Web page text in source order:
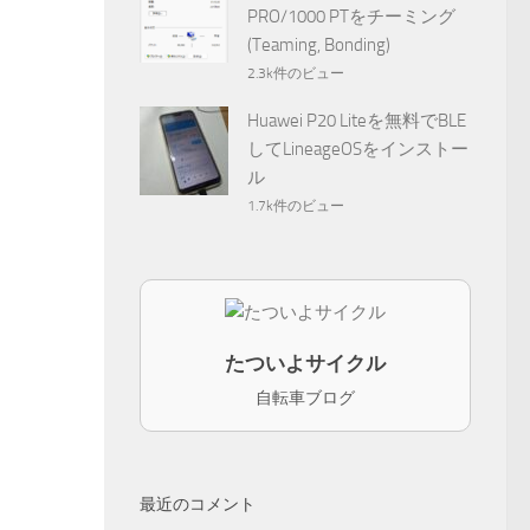
PRO/1000 PTをチーミング
(Teaming, Bonding)
2.3k件のビュー
Huawei P20 Liteを無料でBLE
してLineageOSをインストー
ル
1.7k件のビュー
たついよサイクル
自転車ブログ
最近のコメント